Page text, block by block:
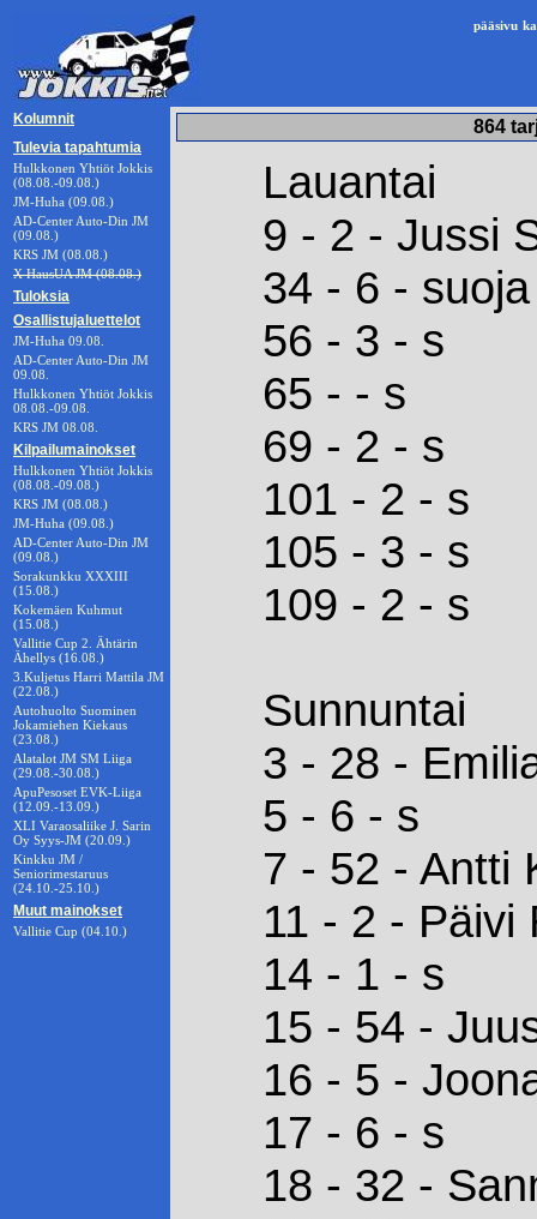
pääsivu
Kolumnit
Tulevia tapahtumia
Hulkkonen Yhtiöt Jokkis
(08.08.-09.08.)
JM-Huha (09.08.)
AD-Center Auto-Din JM
(09.08.)
KRS JM (08.08.)
X HausUA JM (08.08.)
Tuloksia
Osallistujaluettelot
JM-Huha 09.08.
AD-Center Auto-Din JM
09.08.
Hulkkonen Yhtiöt Jokkis
08.08.-09.08.
KRS JM 08.08.
Kilpailumainokset
Hulkkonen Yhtiöt Jokkis
(08.08.-09.08.)
KRS JM (08.08.)
JM-Huha (09.08.)
AD-Center Auto-Din JM
(09.08.)
Sorakunkku XXXIII
(15.08.)
Kokemäen Kuhmut
(15.08.)
Vallitie Cup 2. Ähtärin
Ähellys (16.08.)
3.Kuljetus Harri Mattila JM
(22.08.)
Autohuolto Suominen
Jokamiehen Kiekaus
(23.08.)
Alatalot JM SM Liiga
(29.08.-30.08.)
ApuPesoset EVK-Liiga
(12.09.-13.09.)
XLI Varaosaliike J. Sarin
Oy Syys-JM (20.09.)
Kinkku JM /
Seniorimestaruus
(24.10.-25.10.)
Muut mainokset
Vallitie Cup (04.10.)
864
Lauantai
9 - 2 - Jussi
34 - 6 - suoja
56 - 3 - s
65 - - s
69 - 2 - s
101 - 2 - s
105 - 3 - s
109 - 2 - s
Sunnuntai
3 - 28 -
5 - 6 - s
7 - 52 - Antti
11 - 2 - Päivi
14 - 1 - s
15 - 54 -
16 - 5 -
17 - 6 - s
18 - 32 -